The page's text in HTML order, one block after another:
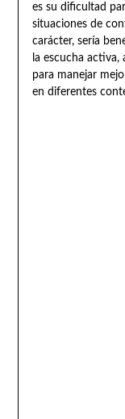
es su dificultad
situaciones de
carácter, sería
la escucha
para manejar
en diferentes